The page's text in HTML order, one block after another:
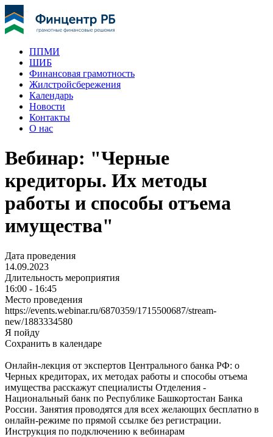
ППМИ
ШИБ
Финансовая грамотность
Жилстройсбережения
Календарь
Новости
Контакты
О нас
Вебинар: "Черные
кредиторы. Их методы
работы и способы отъема
имущества"
Дата проведения
14.09.2023
Длительность мероприятия
16:00 - 16:45
Место проведения
https://events.webinar.ru/6870359/1715500687/stream-
new/1883334580
Я пойду
Сохранить в календаре
Онлайн-лекция от экспертов Центрального банка РФ: о
Черных кредиторах, их методах работы и способы отъема
имущества расскажут специалисты Отделения -
Национальный банк по Республике Башкортостан Банка
России. Занятия проводятся для всех желающих бесплатно в
онлайн-режиме по прямой ссылке без регистрации.
Инструкция по подключению к вебинарам